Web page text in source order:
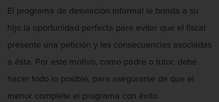
El programa de desviación informal le brinda a su
hijo la oportunidad perfecta para evitar que el fiscal
presente una petición y las consecuencias asociadas
a ésta. Por este motivo, como padre o tutor, debe
hacer todo lo posible, para asegurarse de que el
menor complete el programa con éxito.
Amenazas Criminales
Apropiación Indebida De Fondos Públicos